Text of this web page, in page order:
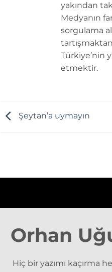
yakından
Medyanın
sorgulama
Türkiye’nin
etmektir.
Şeytan’a uymayın
Orhan
Hiç bir yazımı kaçırma